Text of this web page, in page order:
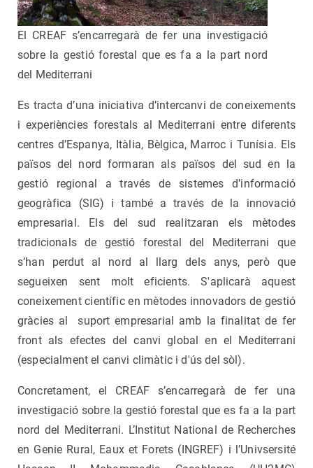
El CREAF s’encarregarà de fer una investigació
sobre la gestió forestal que es fa a la part nord
del Mediterrani
Es tracta d’una iniciativa d’intercanvi de coneixements
i experiències forestals al Mediterrani entre diferents
centres d’Espanya, Itàlia, Bèlgica, Marroc i Tunísia. Els
països del nord formaran als països del sud en la
gestió regional a través de sistemes d’informació
geogràfica (SIG) i també a través de la innovació
empresarial. Els del sud realitzaran els mètodes
tradicionals de gestió forestal del Mediterrani que
s’han perdut al nord al llarg dels anys, però que
segueixen sent molt eficients. S'aplicarà aquest
coneixement científic en mètodes innovadors de gestió
gràcies al suport empresarial amb la finalitat de fer
front als efectes del canvi global en el Mediterrani
(especialment el canvi climàtic i d'ús del sòl).
Concretament, el CREAF s’encarregarà de fer una
investigació sobre la gestió forestal que es fa a la part
nord del Mediterrani. L’Institut National de Recherches
en Genie Rural, Eaux et Forets (INGREF) i l’Univsersité